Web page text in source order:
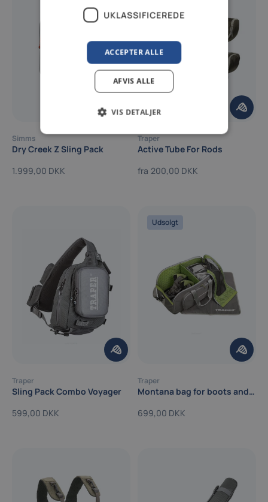
Simms
Dry Creek Z Sling Pack
1.999,00 DKK
Traper
Active Tube For Rods
fra 200,00 DKK
Traper
Sling Pack Combo Voyager
599,00 DKK
Udsolgt
Traper
Montana bag for boots and waders
699,00 DKK
UKLASSIFICEREDE
ACCEPTER ALLE
AFVIS ALLE
VIS DETALJER